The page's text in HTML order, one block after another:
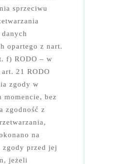
sprzeciwu
danych
opartego z nart.
f) RODO – w
21 RODO
zgody w
momencie, bez
zgodność z
na
zgody przed jej
jeżeli